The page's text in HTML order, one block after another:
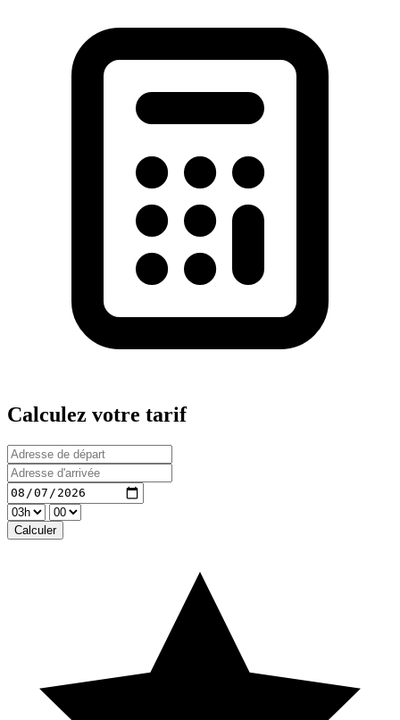
Calculez votre tarif
Calculer